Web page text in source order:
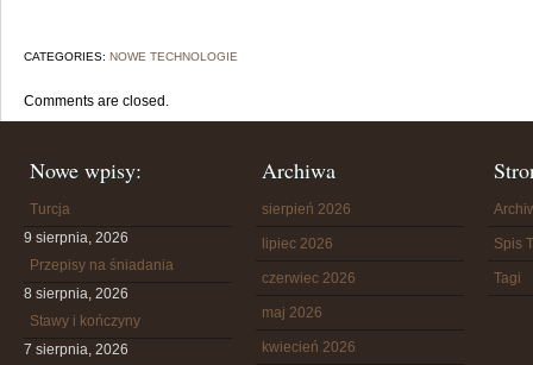
CATEGORIES: NOWE TECHNOLOGIE
Comments are closed.
Nowe wpisy:
Turcja
9 sierpnia, 2026
Przepisy na śniadania
8 sierpnia, 2026
Stawy i kończyny
7 sierpnia, 2026
Archiwa
sierpień 2026
lipiec 2026
czerwiec 2026
maj 2026
kwiecień 2026
Spis
Tagi